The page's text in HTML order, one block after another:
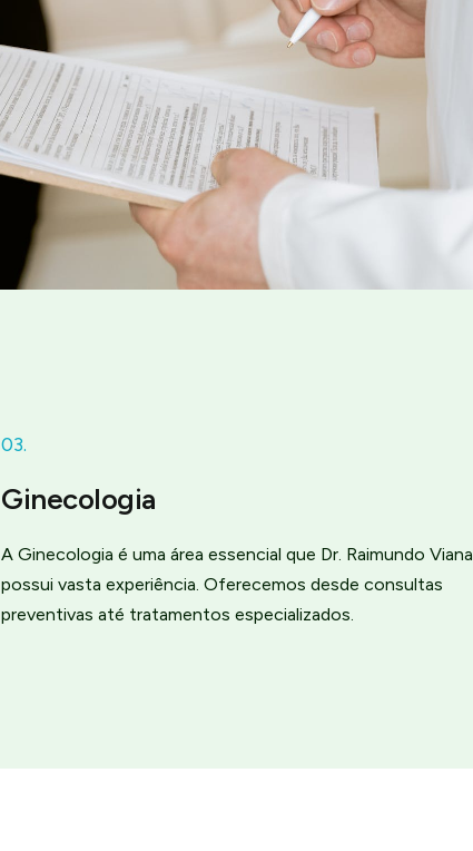
03.
Ginecologia
A Ginecologia é uma área essencial que Dr. Raimundo Viana
possui vasta experiência. Oferecemos desde consultas
preventivas até tratamentos especializados.